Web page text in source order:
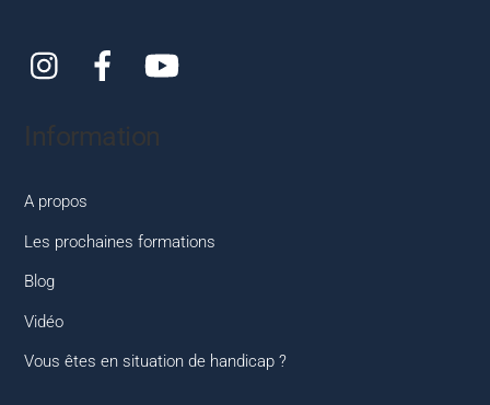
Instagram
Information
A propos
Les prochaines formations
Blog
Vidéo
Vous êtes en situation de handicap ?